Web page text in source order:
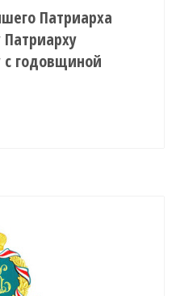
Патриарха
с годовщиной